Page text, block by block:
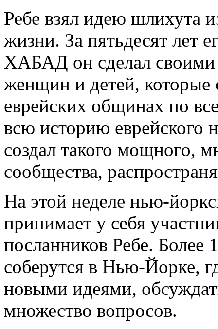
Ребе взял идею шлихута
жизни. За пятьдесят лет
ХАБАД он сделал
женщин и детей, которые
еврейских общинах по
всю историю еврейского
создал такого мощного,
сообщества,
На этой неделе нью-
принимает у себя
посланников Ребе. Более
соберутся в Нью-Йорке,
новыми идеями,
множество вопросов.